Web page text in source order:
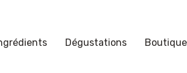
Dégustations Boutique